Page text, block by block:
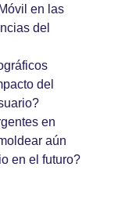
en las
del
del
en
aún
en el futuro?